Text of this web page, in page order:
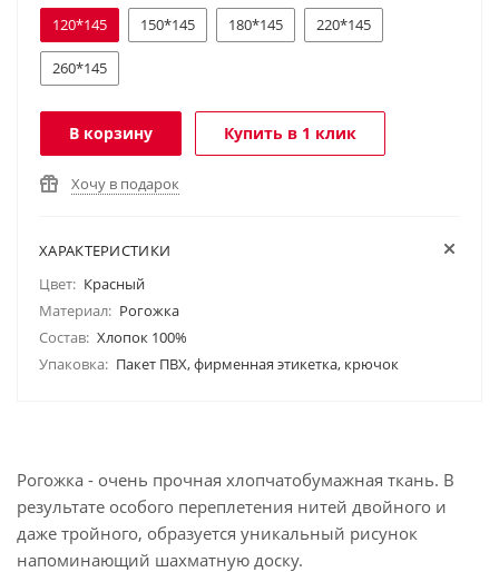
120*145
150*145 180*145 220*145
260*145
В корзину Купить в 1 клик
Хочу в подарок
ХАРАКТЕРИСТИКИ
Цвет: Красный
Материал: Рогожка
Состав: Хлопок 100%
Упаковка: Пакет ПВХ, фирменная этикетка, крючок
Рогожка - очень прочная хлопчатобумажная ткань. В
результате особого переплетения нитей двойного и
даже тройного, образуется уникальный рисунок
напоминающий шахматную доску.